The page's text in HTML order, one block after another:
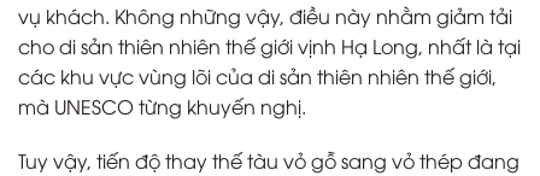
vụ khách. Không những vậy, điều này nhằm giảm tải
cho di sản thiên nhiên thế giới vịnh Hạ Long, nhất là tại
các khu vực vùng lõi của di sản thiên nhiên thế giới,
mà UNESCO từng khuyến nghị.
Tuy vậy, tiến độ thay thế tàu vỏ gỗ sang vỏ thép đang